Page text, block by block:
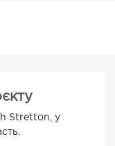
Stretton, у